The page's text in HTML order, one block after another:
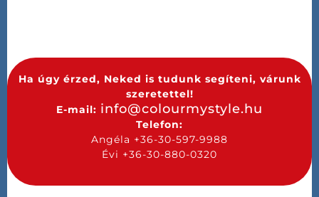
Ha úgy érzed, Neked is tudunk segíteni, várunk
szeretettel!
E-mail: info@colourmystyle.hu
Telefon:
Angéla +36-30-597-9988
Évi +36-30-880-0320